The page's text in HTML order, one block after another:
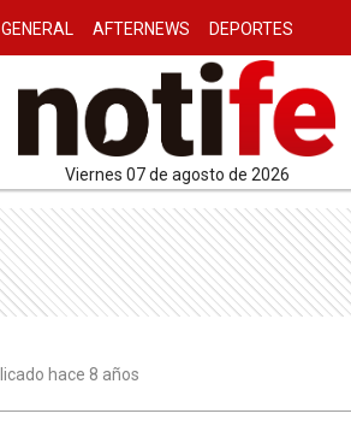
GENERAL AFTERNEWS DEPORTES
viernes 07 de agosto de 2026
hace 8 años